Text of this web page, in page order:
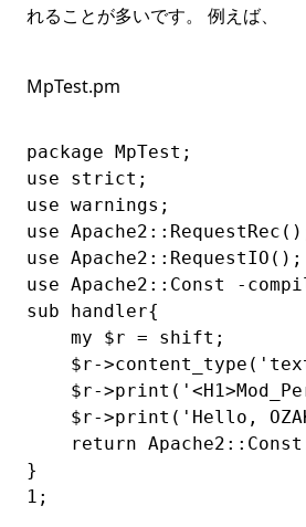
れることが多いです。 例えば、
MpTest.pm
package MpTest;
use strict;
use warnings;
use
use Apache2::RequestIO();
use Apache2::Const -
sub handler{
    my $r = shift;
$r-
$r-
$r->print('Hello,
return
}
1;